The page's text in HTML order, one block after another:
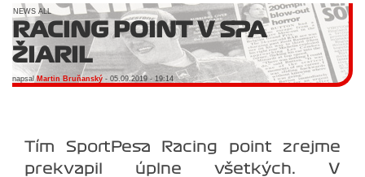
NEWS ALL
RACING POINT V SPA
ŽIARIL
napsalMartin Bruňanský - 05.09.2019 - 19:14
Tím SportPesa Racing point zrejme
prekvapil úplne všetkých. V